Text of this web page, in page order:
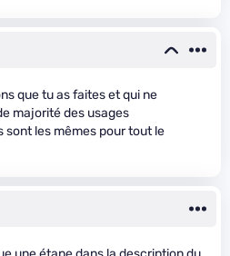
que tu as faites et qui ne
majorité des usages
les mêmes pour tout le